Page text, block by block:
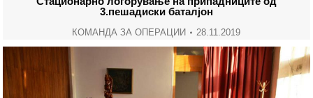
3.пешадиски баталјон
КОМАНДА ЗА ОПЕРАЦИИ 28.11.2019